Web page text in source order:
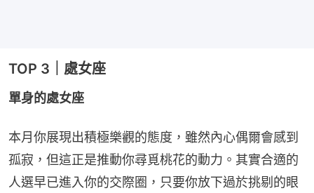
TOP 3｜處女座
單身的處女座
本月你展現出積極樂觀的態度，雖然內心偶爾會感到
孤寂，但這正是推動你尋覓桃花的動力。其實合適的
人選早已進入你的交際圈，只要你放下過於挑剔的眼